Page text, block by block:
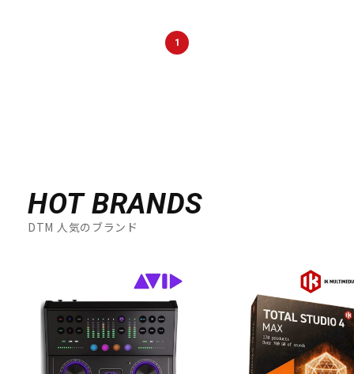
1
HOT BRANDS
DTM 人気のブランド